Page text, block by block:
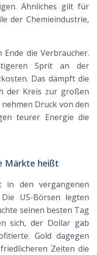
Ähnliches gilt für
der Chemieindustrie,
die Verbraucher.
Sprit an der
Das dämpft die
der Kreis zur großen
Druck von den
teurer Energie die
Märkte heißt
in den vergangenen
US-Börsen legten
seinen besten Tag
sich, der Dollar gab
Gold dagegen
Zeiten die